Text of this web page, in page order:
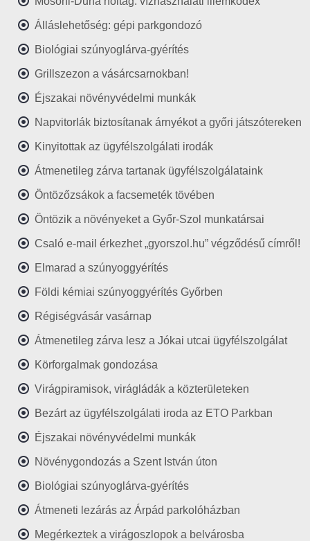
Álláslehetőség: gépi parkgondozó
Biológiai szúnyoglárva-gyérítés
Grillszezon a vásárcsarnokban!
Éjszakai növényvédelmi munkák
Napvitorlák biztosítanak árnyékot a győri játszótereken
Kinyitottak az ügyfélszolgálati irodák
Átmenetileg zárva tartanak ügyfélszolgálataink
Öntözőzsákok a facsemeték tövében
Öntözik a növényeket a Győr-Szol munkatársai
Csaló e-mail érkezhet „gyorszol.hu” végződésű címről!
Elmarad a szúnyoggyérítés
Földi kémiai szúnyoggyérítés Győrben
Régiségvásár vasárnap
Átmenetileg zárva lesz a Jókai utcai ügyfélszolgálat
Körforgalmak gondozása
Virágpiramisok, virágládák a közterületeken
Bezárt az ügyfélszolgálati iroda az ETO Parkban
Éjszakai növényvédelmi munkák
Növénygondozás a Szent István úton
Biológiai szúnyoglárva-gyérítés
Átmeneti lezárás az Árpád parkolóházban
Megérkeztek a virágoszlopok a belvárosba